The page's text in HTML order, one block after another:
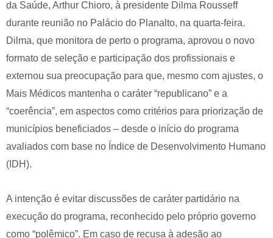
da Saúde, Arthur Chioro, à presidente Dilma Rousseff
durante reunião no Palácio do Planalto, na quarta-feira.
Dilma, que monitora de perto o programa, aprovou o novo
formato de seleção e participação dos profissionais e
externou sua preocupação para que, mesmo com ajustes, o
Mais Médicos mantenha o caráter “republicano” e a
“coerência”, em aspectos como critérios para priorização de
municípios beneficiados – desde o início do programa
avaliados com base no Índice de Desenvolvimento Humano
(IDH).
A intenção é evitar discussões de caráter partidário na
execução do programa, reconhecido pelo próprio governo
como “polêmico”. Em caso de recusa à adesão ao